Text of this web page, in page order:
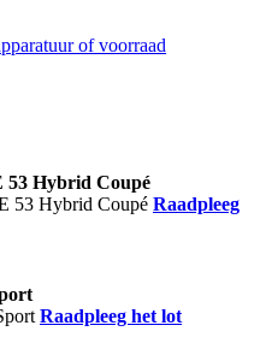
Hybrid Coupé
Raadpleeg
Raadpleeg het lot